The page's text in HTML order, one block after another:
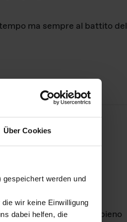
Über Cookies
werden und
wir keine Einwilligung
dabei helfen, die
ma sempre al battito del
GmbH e rimangono in pieno